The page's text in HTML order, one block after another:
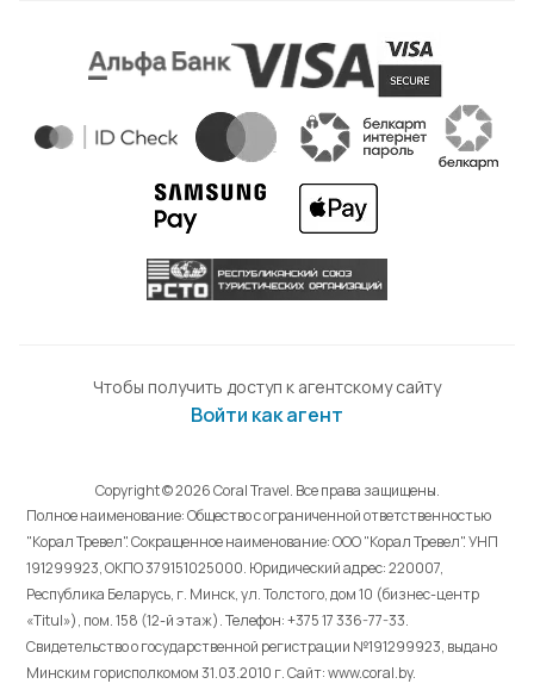
Чтобы получить доступ к агентскому сайту
Войти как агент
Copyright © 2026 Coral Travel. Все права защищены.
Полное наименование: Общество с ограниченной ответственностью
"Корал Тревел". Сокращенное наименование: ООО "Корал Тревел". УНП
191299923, ОКПО 379151025000. Юридический адрес: 220007,
Республика Беларусь, г. Минск, ул. Толстого, дом 10 (бизнес-центр
«Titul»), пом. 158 (12-й этаж). Телефон: +375 17 336-77-33.
Свидетельство о государственной регистрации №191299923, выдано
Минским горисполкомом 31.03.2010 г. Cайт: www.coral.by.